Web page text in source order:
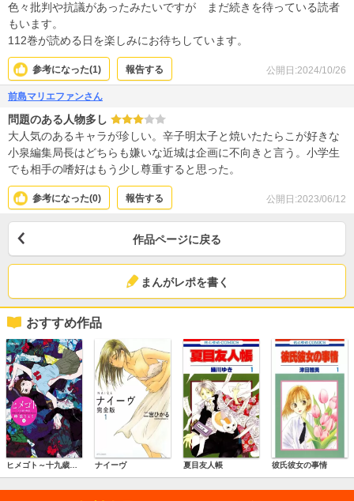
色々批判や抗議があったみたいですが まだ続きを待っている読者
もいます。
112巻が読める日を楽しみにお待ちしています。
公開日:2024/10/26
参考になった(1) 報告する
前島マリエファンさん
問題のある人物多し
大人気のあるキャラが珍しい。辛子明太子と焼いたたらこが好きな
小泉編集局長はどちらも嫌いな近城は企画に不向きと言う。小学生
でも相手の嗜好はもう少し尊重すると思った。
公開日:2023/06/12
参考になった(0) 報告する
作品ページに戻る
まんがレポを書く
おすすめ作品
ナイーヴ 夏目友人帳 彼氏彼女の事情